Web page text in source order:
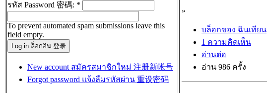
รหัส Password 密碼: *
To prevent automated spam submissions leave this
field empty.
New account สมัครสมาชิกใหม่ 注册新帐号
Forgot password แจ้งลืมรหัสผ่าน 重设密码
»
บล็อกของ ฉินเทียน
1 ความคิดเห็น
อ่านต่อ
อ่าน 986 ครั้ง